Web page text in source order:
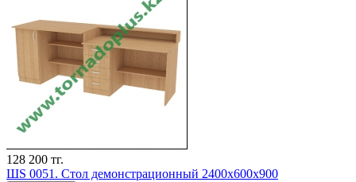
128 200 тг.
ШS 0051. Стол демонстрационный 2400х600х900